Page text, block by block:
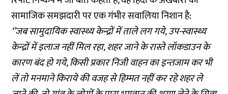
सामाजिक समझदारी पर एक गंभीर सवालिया निशान है:
‘’जब सामुदायिक स्वास्थ्य केन्द्रों में ताले लग गये, उप-स्वास्थ्य
केन्द्रों में इलाज नहीं मिल रहा, शहर जाने के रास्ते लॉकडाउन के
कारण बंद हो गये, किसी प्रकार निजी वाहन का इन्तजाम कर भी
लें तो मनमाने किराये की वजह से हिम्मत नहीं कर रहे शहर ले